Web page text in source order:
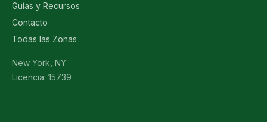
Guías y Recursos
Contacto
Todas las Zonas
New York, NY
Licencia: 15739